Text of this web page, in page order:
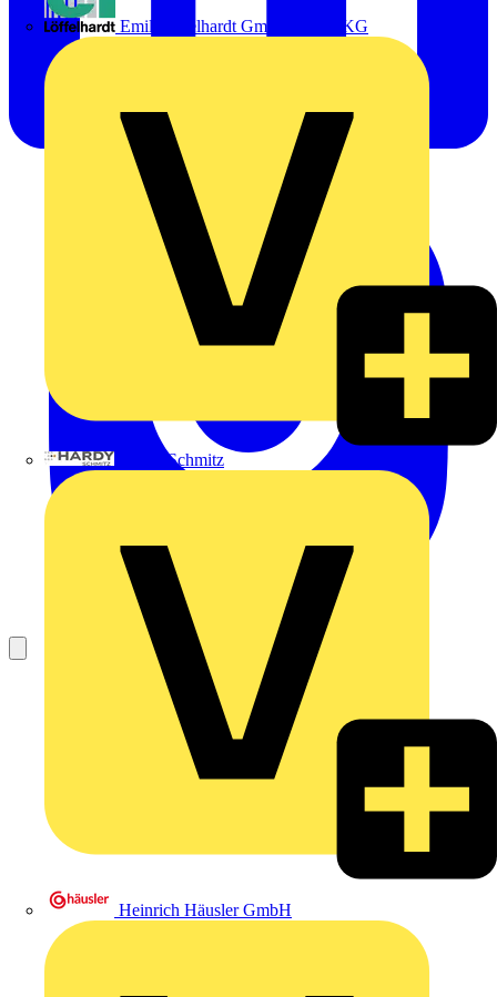
Emil Löffelhardt GmbH & Co. KG
Hardy Schmitz
Heinrich Häusler GmbH